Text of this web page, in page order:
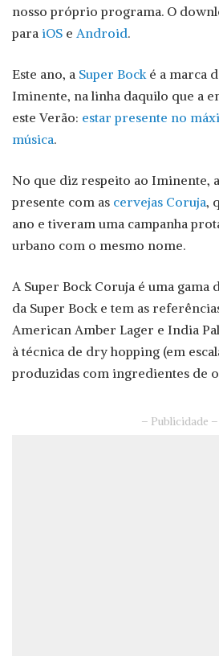
nosso próprio programa. O
para iOS e Android.
Este ano, a Super Bocké a marca
Iminente, na linha daquilo que a
este Verão: estar presente no
música.
No que diz respeito ao Iminente,
presente com as cervejas Coruja,
ano e tiveram uma campanha
urbano com o mesmo nome.
A Super Bock Coruja é uma gama
da Super Bock e tem as
American Amber Lager e India
à técnica de dry hopping (em
produzidas com ingredientes de
– Publicidade –